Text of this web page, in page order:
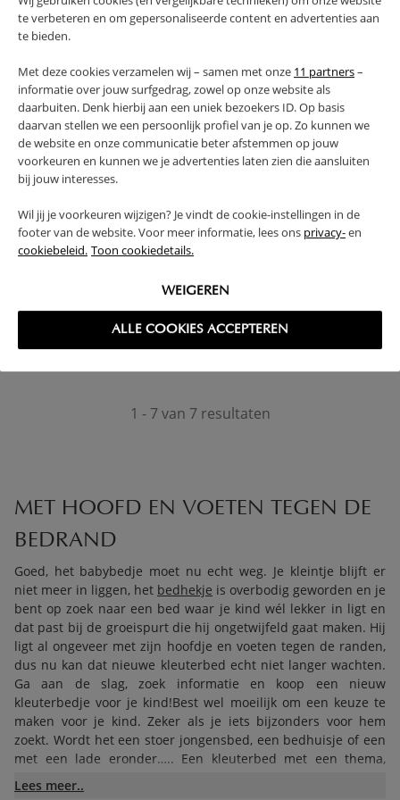
te verbeteren en om gepersonaliseerde content en advertenties aan
te bieden.
Met deze cookies verzamelen wij – samen met onze 11 partners–
informatie over jouw surfgedrag, zowel op onze website als
daarbuiten. Denk hierbij aan een uniek bezoekers ID. Op basis
daarvan stellen we een persoonlijk profiel van je op. Zo kunnen we
de website en onze communicatie beter afstemmen op jouw
voorkeuren en kunnen we je advertenties laten zien die aansluiten
bij jouw interesses.
Wil jij je voorkeuren wijzigen? Je vindt de cookie-instellingen in de
footer van de website. Voor meer informatie, lees ons privacy-en
cookiebeleid. Toon cookiedetails.
WEIGEREN
ALLE COOKIES ACCEPTEREN
79,95 179,95
PEUTERBED «PLUME» 140X70 WIT
1 - 7 van 7 resultaten
MET HOOFD EN VOETEN TEGEN DE
BEDRAND
Goed, het babybedje moet nu echt weg. Je kleintje blijft er
niet meer in liggen, het bedhekje is overbodig geworden en je
bent op zoek naar een bed waar je kind wél lekker in ligt en
dat past bij de groeispurt die hij ongetwijfeld gaat maken. Hij
ligt al ongeveer met zijn hoofdje en voeten tegen de randen,
dus nu kan dat nieuwe kleuterbed echt niet langer wachten.
Ga aan de slag, zoek informatie en koop een nieuw
kleuterbedje voor je kind!Best wel moeilijk om een keuze te
maken voor je kind. Zeker als je iets bijzonders voor hem
zoekt. Wordt het een stoer jongensbed, een bedhuisje of een
met een lade eronder….. Een kleuterbed met een thema,
designbed, huisjesbed of een praktisch meegroei peuterbed?
Poeh, valt niet mee om hieruit te kiezen. Een ander ding is
Lees meer..